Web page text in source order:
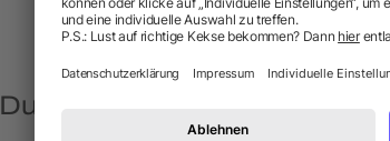
Du hast Fragen? Wir haben